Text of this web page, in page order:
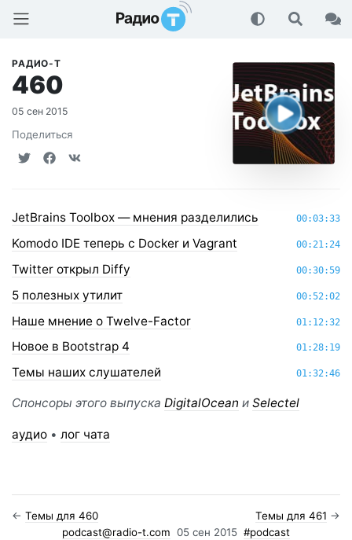
Радио-Т Подкаст
РАДИО-Т
460
05 сен 2015
Поделиться
00:03:33
JetBrains Toolbox — мнения разделились
00:21:24
Komodo IDE теперь с Docker и Vagrant
00:30:59
Twitter открыл Diffy
00:52:02
5 полезных утилит
01:12:32
Наше мнение о Twelve-Factor
01:28:19
Новое в Bootstrap 4
01:32:46
Темы наших слушателей
Спонсоры этого выпуска DigitalOcean и Selectel
аудио • лог чата
← Темы для 460 Темы для 461 →
podcast@radio-t.com 05 сен 2015 #podcast